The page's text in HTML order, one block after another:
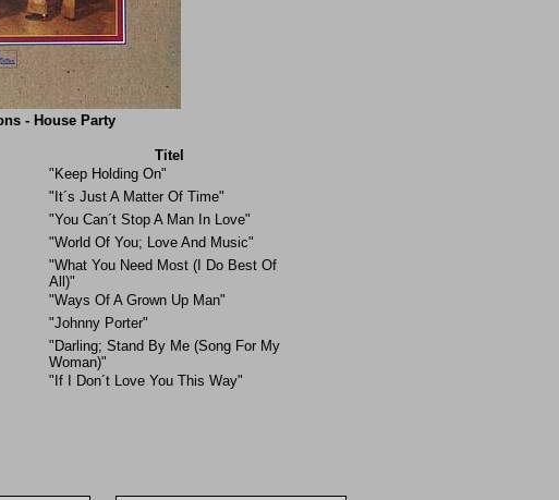
- House Party
Titel
"Keep Holding On"
"It´s Just A Matter Of Time"
"You Can´t Stop A Man In Love"
"World Of You; Love And Music"
"What You Need Most (I Do Best Of
All)"
"Ways Of A Grown Up Man"
"Johnny Porter"
"Darling; Stand By Me (Song For My
Woman)"
"If I Don´t Love You This Way"